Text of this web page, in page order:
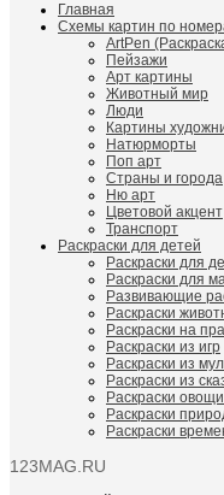
Главная
Схемы картин по
ArtPen
Пейзажи
Арт картины
Животный мир
Люди
Картины
Натюрморты
Поп арт
Страны и города
Ню арт
Цветовой акцент
Транспорт
Раскраски для детей
Раскраски для
Раскраски для
Развивающие
Раскраски
Раскраски на
Раскраски из игр
Раскраски из
Раскраски из
Раскраски
Раскраски
Раскраски
123MAG.RU